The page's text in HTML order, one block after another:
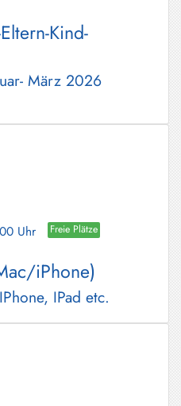
Kind-
März 2026
Uhr Freie Plätze
iPhone)
IPad etc.